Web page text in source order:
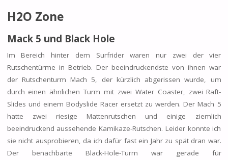
H2O Zone
Mack 5 und Black Hole
Im Bereich hinter dem Surfrider waren nur zwei der vier
Rutschentürme in Betrieb. Der beeindruckendste von ihnen war
der Rutschenturm Mach 5, der kürzlich abgerissen wurde, um
durch einen ähnlichen Turm mit zwei Water Coaster, zwei Raft-
Slides und einem Bodyslide Racer ersetzt zu werden. Der Mach 5
hatte zwei riesige Mattenrutschen und einige ziemlich
beeindruckend aussehende Kamikaze-Rutschen. Leider konnte ich
sie nicht ausprobieren, da ich dafür fast ein Jahr zu spät dran war.
Der benachbarte Black-Hole-Turm war gerade für